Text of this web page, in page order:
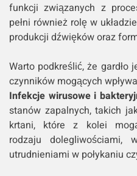
funkcji związanych z
pełni również rolę w
produkcji dźwięków oraz
Warto podkreślić, że gardło
czynników mogących
Infekcje wirusowe i
stanów zapalnych, takich
krtani, które z kolei
rodzaju dolegliwościami,
utrudnieniami w połykaniu